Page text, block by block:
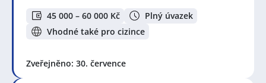
45 000 – 60 000 Kč
Plný úvazek
Vhodné také pro cizince
Zveřejněno: 30. července